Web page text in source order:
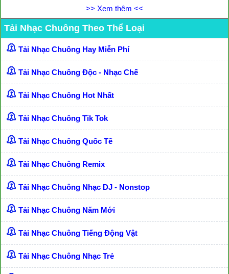
>> Xem thêm <<
Tải Nhạc Chuông Theo Thể Loại
Tải Nhạc Chuông Hay Miễn Phí
Tải Nhạc Chuông Độc - Nhạc Chế
Tải Nhạc Chuông Hot Nhất
Tải Nhạc Chuông Tik Tok
Tải Nhạc Chuông Quốc Tế
Tải Nhạc Chuông Remix
Tải Nhạc Chuông Nhạc DJ - Nonstop
Tải Nhạc Chuông Năm Mới
Tải Nhạc Chuông Tiếng Động Vật
Tải Nhạc Chuông Nhạc Trẻ